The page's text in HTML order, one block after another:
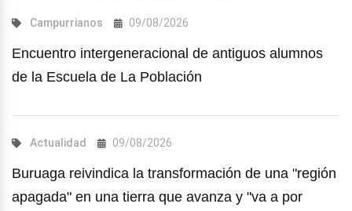
Campurrianos 09/08/2026
Encuentro intergeneracional de antiguos alumnos
de la Escuela de La Población
Actualidad 09/08/2026
Buruaga reivindica la transformación de una "región
apagada" en una tierra que avanza y "va a por